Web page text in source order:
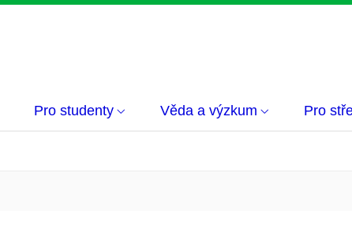
Pro studenty Věda a výzkum Pro